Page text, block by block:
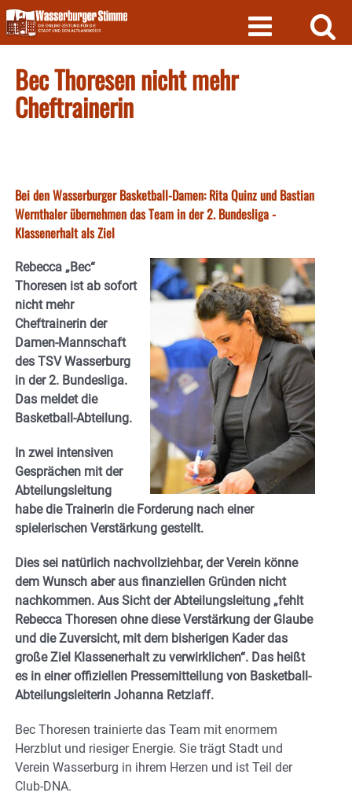
Skip
to
content
Bec Thoresen nicht mehr
Cheftrainerin
Bei den Wasserburger Basketball-Damen: Rita Quinz und Bastian
Wernthaler übernehmen das Team in der 2. Bundesliga -
Klassenerhalt als Ziel
Rebecca „Bec“
Thoresen ist ab sofort
nicht mehr
Cheftrainerin der
Damen-Mannschaft
des TSV Wasserburg
in der 2. Bundesliga.
Das meldet die
Basketball-Abteilung.
In zwei intensiven
Gesprächen mit der
Abteilungsleitung
habe die Trainerin die Forderung nach einer
spielerischen Verstärkung gestellt.
Dies sei natürlich nachvollziehbar, der Verein könne
dem Wunsch aber aus finanziellen Gründen nicht
nachkommen. Aus Sicht der Abteilungsleitung „fehlt
Rebecca Thoresen ohne diese Verstärkung der Glaube
und die Zuversicht, mit dem bisherigen Kader das
große Ziel Klassenerhalt zu verwirklichen“. Das heißt
es in einer offiziellen Pressemitteilung von Basketball-
Abteilungsleiterin Johanna Retzlaff.
Bec Thoresen trainierte das Team mit enormem
Herzblut und riesiger Energie. Sie trägt Stadt und
Verein Wasserburg in ihrem Herzen und ist Teil der
Club-DNA.